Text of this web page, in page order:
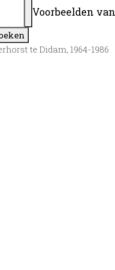
Voorbeelden
te Didam, 1964-1986